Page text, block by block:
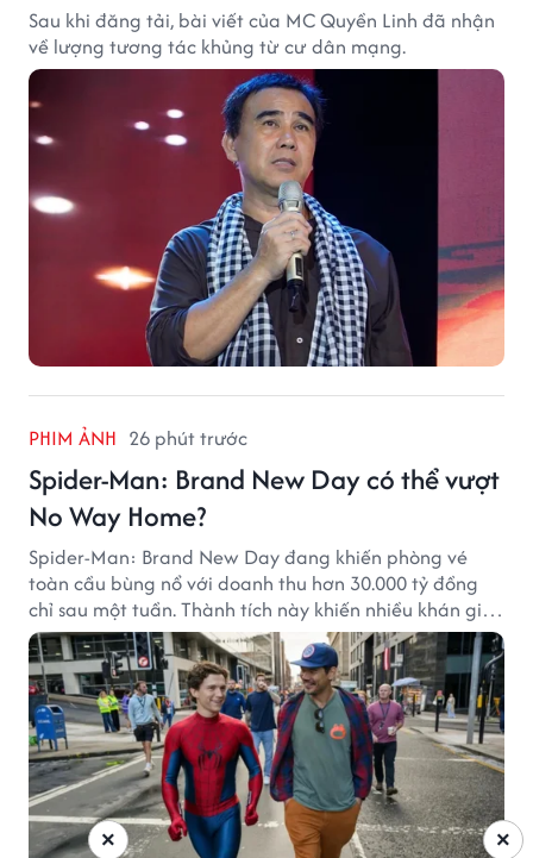
Sau khi đăng tải, bài viết của MC Quyền Linh đã nhận
về lượng tương tác khủng từ cư dân mạng.
PHIM ẢNH 26 phút trước
Spider-Man: Brand New Day có thể vượt
No Way Home?
Spider-Man: Brand New Day đang khiến phòng vé
toàn cầu bùng nổ với doanh thu hơn 30.000 tỷ đồng
chỉ sau một tuần. Thành tích này khiến nhiều khán giả
đặt câu hỏi liệu bộ phim mới của Tom Holland có thể
phá kỷ lục mà No Way Home từng thiết lập hay không.
×
×